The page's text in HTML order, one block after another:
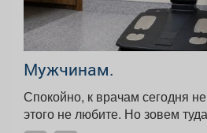
Мужчинам.
Спокойно, к врачам сегодня
этого не любите. Но зовем